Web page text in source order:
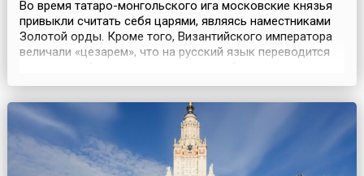
Во время татаро-монгольского ига московские князья
привыкли считать себя царями, являясь наместниками
Золотой орды. Кроме того, Византийского императора
величали «цезарем», что на русский язык переводится
Византии. Официальный титул царя на Руси появился
царство Ивана IV. Торжество прошл...